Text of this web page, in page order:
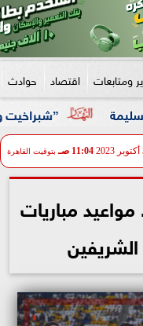
ومتابعات اقتصاد حوادث
”شبراخيت وبدر” ضمن أفضل 10 وحدات محلية على مستوى الجمهورية بالدورة الخامسة
11:04 صـ بتوقيت القاهرة
مباريات